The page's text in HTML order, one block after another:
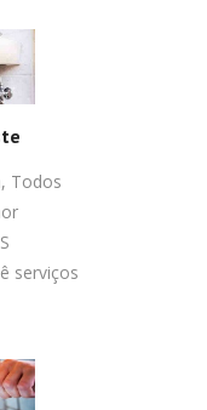
Todos
serviços